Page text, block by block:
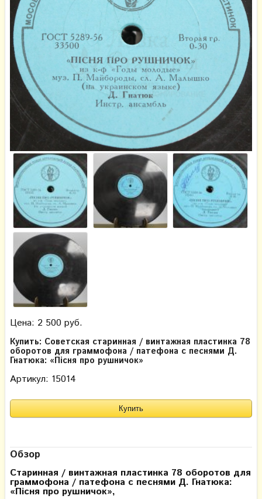
Цена: 2 500 руб.
Купить: Советская старинная / винтажная пластинка 78
оборотов для граммофона / патефона с песнями Д.
Гнатюка: «Пісня про рушничок»
Артикул: 15014
Обзор
Старинная / винтажная пластинка 78 оборотов для
граммофона / патефона с песнями Д. Гнатюка:
«Пісня про рушничок»,